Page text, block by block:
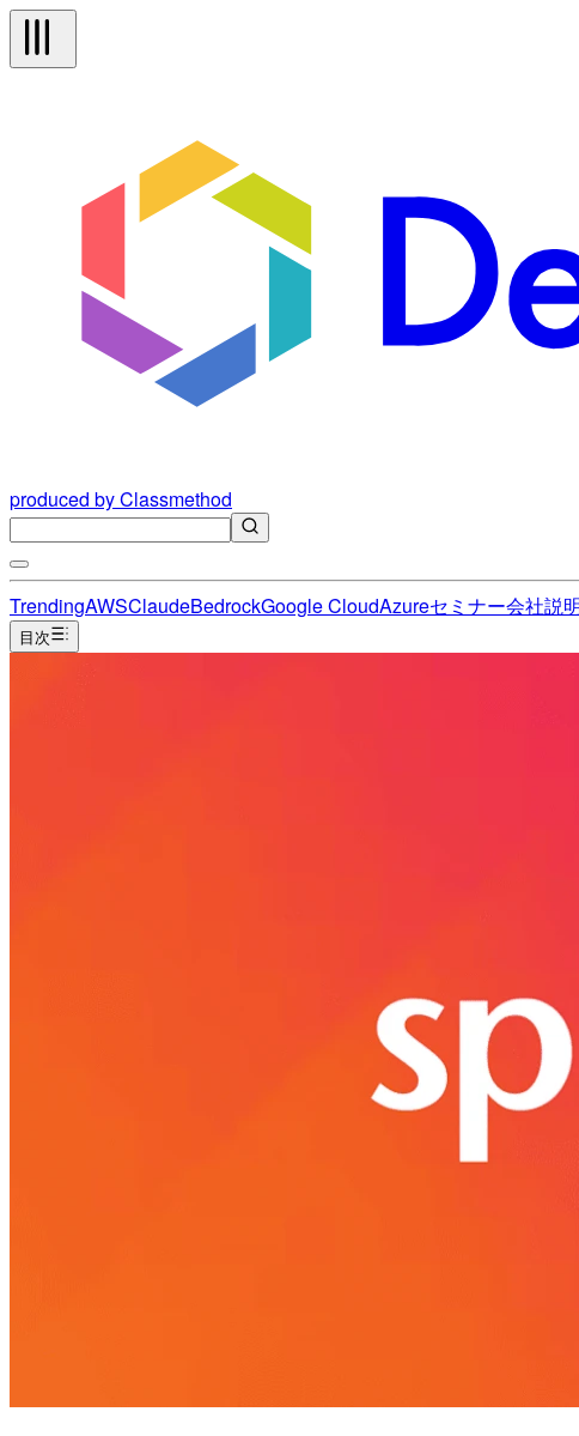
produced by Classmethod
TrendingAWSClaudeBedrockGoogle CloudAzureセミナー会社説
目次